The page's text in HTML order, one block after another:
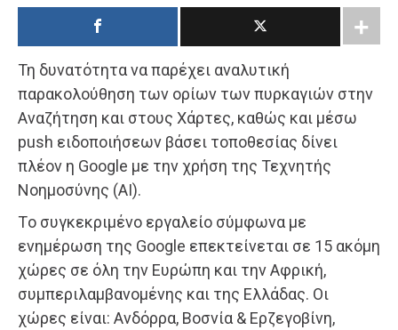
Τη δυνατότητα να παρέχει αναλυτική
παρακολούθηση των ορίων των πυρκαγιών στην
Αναζήτηση και στους Χάρτες, καθώς και μέσω
push ειδοποιήσεων βάσει τοποθεσίας δίνει
πλέον η Google με την χρήση της Τεχνητής
Νοημοσύνης (AI).
Tο συγκεκριμένο εργαλείο σύμφωνα με
ενημέρωση της Google επεκτείνεται σε 15 ακόμη
χώρες σε όλη την Ευρώπη και την Αφρική,
συμπεριλαμβανομένης και της Ελλάδας. Οι
χώρες είναι: Ανδόρρα, Βοσνία & Ερζεγοβίνη,